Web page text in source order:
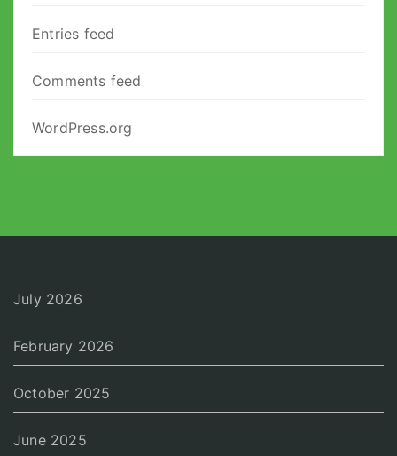
Entries feed
Comments feed
WordPress.org
July 2026
February 2026
October 2025
June 2025